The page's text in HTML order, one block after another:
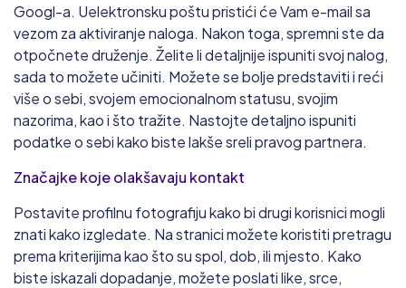
Googl-a. Uelektronsku poštu pristići će Vam e-mail sa
vezom za aktiviranje naloga. Nakon toga, spremni ste da
otpočnete druženje. Želite li detaljnije ispuniti svoj nalog,
sada to možete učiniti. Možete se bolje predstaviti i reći
više o sebi, svojem emocionalnom statusu, svojim
nazorima, kao i što tražite. Nastojte detaljno ispuniti
podatke o sebi kako biste lakše sreli pravog partnera.
Značajke koje olakšavaju kontakt
Postavite profilnu fotografiju kako bi drugi korisnici mogli
znati kako izgledate. Na stranici možete koristiti pretragu
prema kriterijima kao što su spol, dob, ili mjesto. Kako
biste iskazali dopadanje, možete poslati like, srce,